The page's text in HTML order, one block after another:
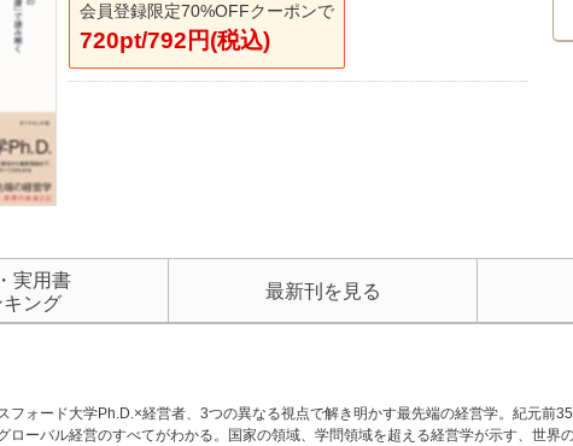
会員登録限定70%OFFクーポンで
720pt/792円(税込)
実用書
キング
最新刊を見る
フォード大学Ph.D.×経営者、3つの異なる視点で解き明かす最先端の経営学。紀元前
ローバル経営のすべてがわかる。国家の領域、学問領域を超える経営学が示す、世界の